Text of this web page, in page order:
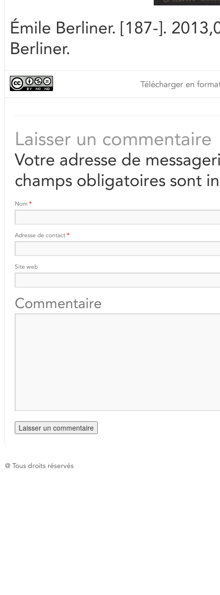
Émile Berliner. [187-].
Berliner.
Télécharger en
Laisser un commentaire
Votre adresse de
champs obligatoires sont
Nom *
Adresse de contact *
Site web
Commentaire
@ Tous droits réservés